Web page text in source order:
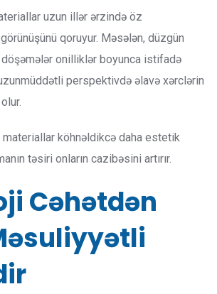
uzun illər ərzində öz
qoruyur. Məsələn, düzgün
onilliklər boyunca istifadə
perspektivdə əlavə xərclərin
materiallar köhnəldikcə daha estetik
təsiri onların cazibəsini artırır.
Cəhətdən